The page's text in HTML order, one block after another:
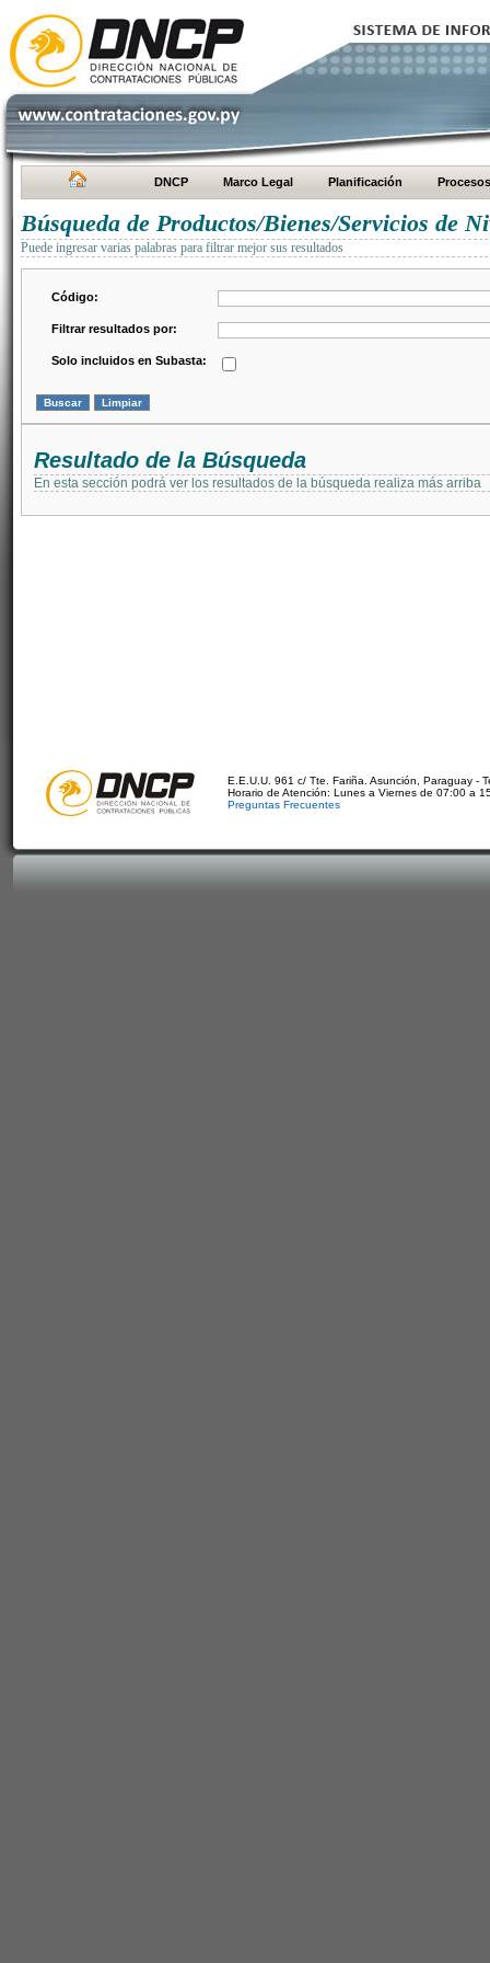
DNCP Marco Legal Planificación Procesos
Búsqueda de Productos/Bienes/Servicios de
Puede ingresar varias palabras para filtrar mejor sus resultados
Código:
Filtrar resultados por:
Solo incluidos en Subasta:
Resultado de la Búsqueda
En esta sección podrá ver los resultados de la búsqueda realiza más arriba
E.E.U.U. 961 c/ Tte. Fariña. Asunción, Paraguay -
Horario de Atención: Lunes a Viernes de 07:00 a
Preguntas Frecuentes